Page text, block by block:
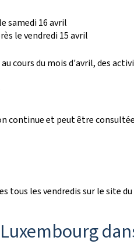
samedi 16 avril
le vendredi 15 avril
cours du mois d'avril, des
continue et peut être
tous les vendredis sur le site